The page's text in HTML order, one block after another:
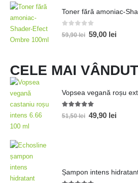
Toner fără amoniac-
out of 5
59,90lei 59,00 lei
CELE MAI
Vopsea vegană roșu
out of 5
51,50lei 49,90 lei